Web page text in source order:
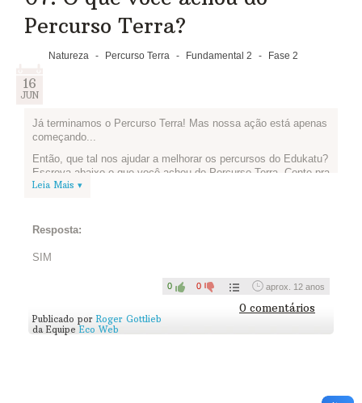
Percurso Terra?
Natureza - Percurso Terra - Fundamental 2 - Fase 2
16
JUN
Já terminamos o Percurso Terra! Mas nossa ação está apenas
começando...
Então, que tal nos ajudar a melhorar os percursos do Edukatu?
Escreva abaixo o que você achou do Percurso Terra. Conte pra
gente o que você aprendeu, o que gostou mais e o que
Leia Mais ▾
Resposta:
SIM
0 0 aprox. 12 anos
0 comentários
Publicado por Roger Gottlieb
da Equipe Eco Web